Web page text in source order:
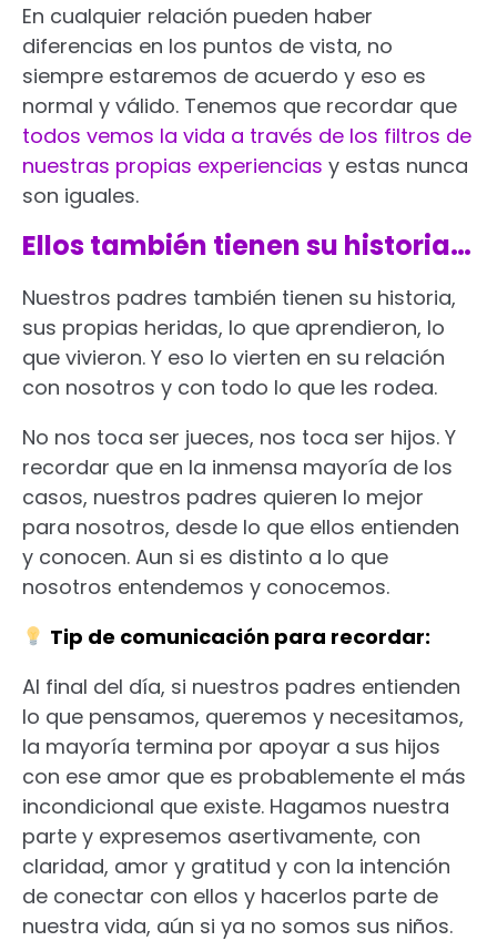
En cualquier relación pueden haber
diferencias en los puntos de vista, no
siempre estaremos de acuerdo y eso es
normal y válido. Tenemos que recordar que
todos vemos la vida a través de los filtros de
nuestras propias experiencias y estas nunca
son iguales.
Ellos también tienen su historia…
Nuestros padres también tienen su historia,
sus propias heridas, lo que aprendieron, lo
que vivieron. Y eso lo vierten en su relación
con nosotros y con todo lo que les rodea.
No nos toca ser jueces, nos toca ser hijos. Y
recordar que en la inmensa mayoría de los
casos, nuestros padres quieren lo mejor
para nosotros, desde lo que ellos entienden
y conocen. Aun si es distinto a lo que
nosotros entendemos y conocemos.
Tip de comunicación para recordar:
Al final del día, si nuestros padres entienden
lo que pensamos, queremos y necesitamos,
la mayoría termina por apoyar a sus hijos
con ese amor que es probablemente el más
incondicional que existe. Hagamos nuestra
parte y expresemos asertivamente, con
claridad, amor y gratitud y con la intención
de conectar con ellos y hacerlos parte de
nuestra vida, aún si ya no somos sus niños.